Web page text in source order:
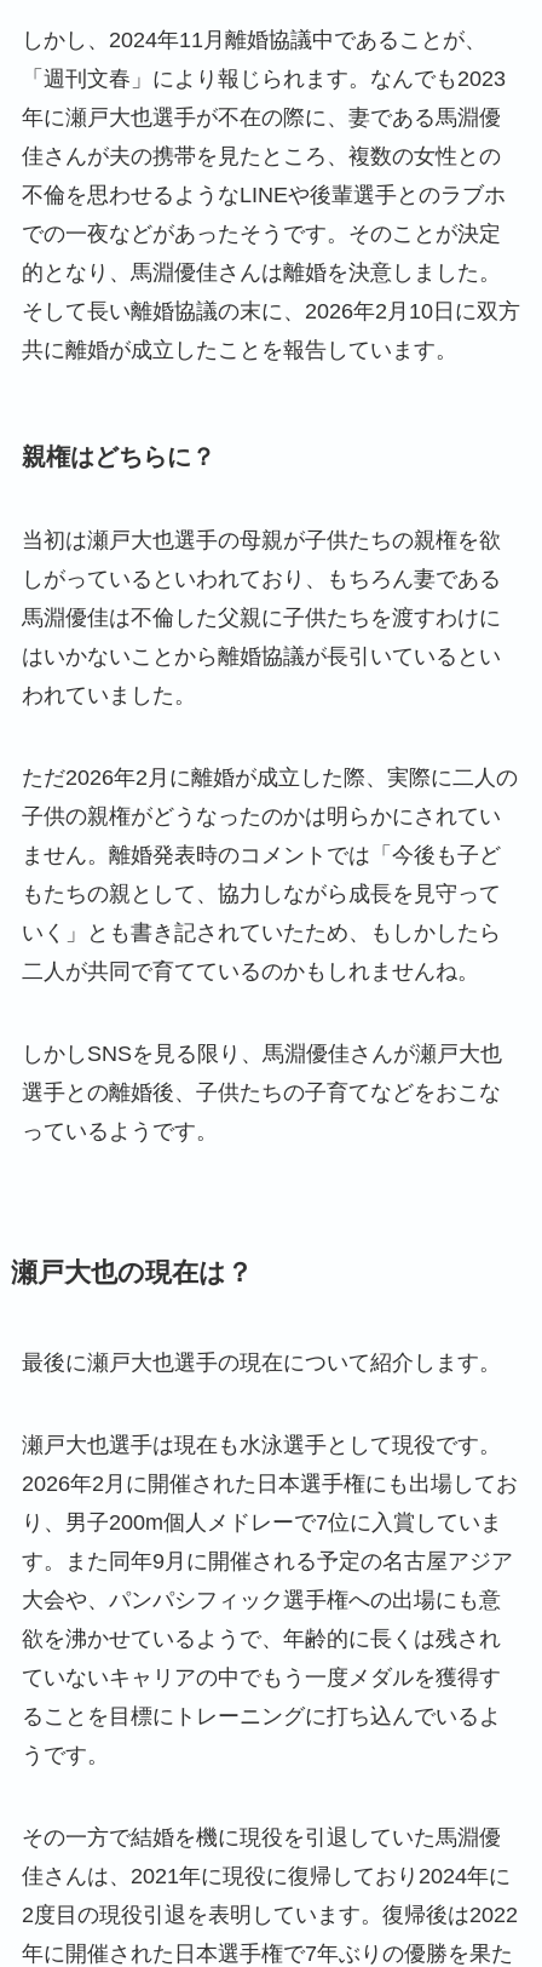
しかし、2024年11月離婚協議中であることが、
「週刊文春」により報じられます。なんでも2023
年に瀬戸大也選手が不在の際に、妻である馬淵優
佳さんが夫の携帯を見たところ、複数の女性との
不倫を思わせるようなLINEや後輩選手とのラブホ
での一夜などがあったそうです。そのことが決定
的となり、馬淵優佳さんは離婚を決意しました。
そして長い離婚協議の末に、2026年2月10日に双方
共に離婚が成立したことを報告しています。
親権はどちらに？
当初は瀬戸大也選手の母親が子供たちの親権を欲
しがっているといわれており、もちろん妻である
馬淵優佳は不倫した父親に子供たちを渡すわけに
はいかないことから離婚協議が長引いているとい
われていました。
ただ2026年2月に離婚が成立した際、実際に二人の
子供の親権がどうなったのかは明らかにされてい
ません。離婚発表時のコメントでは「今後も子ど
もたちの親として、協力しながら成長を見守って
いく」とも書き記されていたため、もしかしたら
二人が共同で育てているのかもしれませんね。
しかしSNSを見る限り、馬淵優佳さんが瀬戸大也
選手との離婚後、子供たちの子育てなどをおこな
っているようです。
瀬戸大也の現在は？
最後に瀬戸大也選手の現在について紹介します。
瀬戸大也選手は現在も水泳選手として現役です。
2026年2月に開催された日本選手権にも出場してお
り、男子200m個人メドレーで7位に入賞していま
す。また同年9月に開催される予定の名古屋アジア
大会や、パンパシフィック選手権への出場にも意
欲を沸かせているようで、年齢的に長くは残され
ていないキャリアの中でもう一度メダルを獲得す
ることを目標にトレーニングに打ち込んでいるよ
うです。
その一方で結婚を機に現役を引退していた馬淵優
佳さんは、2021年に現役に復帰しており2024年に
2度目の現役引退を表明しています。復帰後は2022
年に開催された日本選手権で7年ぶりの優勝を果た